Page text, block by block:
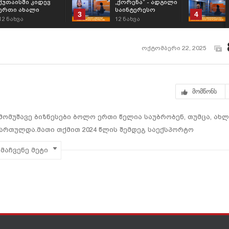
კიდევ
ახალი
ნახვა
3
„ქორენა“ - ადგილი
საინტერესო
თავგადასავლების
12 ნახვა
4
ოქტომბერი 22, 2025
მომწონს
ბიზნესები ბოლო ერთი წელია საუბრობენ, თუმცა,
თქმით 2024 წლის შემდეგ საექსპორტო
განაპირობა საერთაშორისო ბაზარზე პოზიციების შესუსტება
მაჩვენე მეტი